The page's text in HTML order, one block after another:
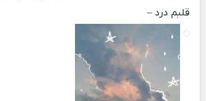
قلبم درد –